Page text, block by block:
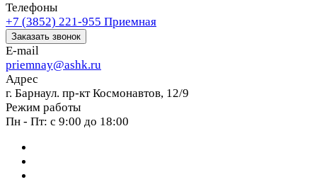
Телефоны
+7 (3852) 221-955 Приемная
Заказать звонок
E-mail
priemnay@ashk.ru
Адрес
г. Барнаул. пр-кт Космонавтов, 12/9
Режим работы
Пн - Пт: с 9:00 до 18:00